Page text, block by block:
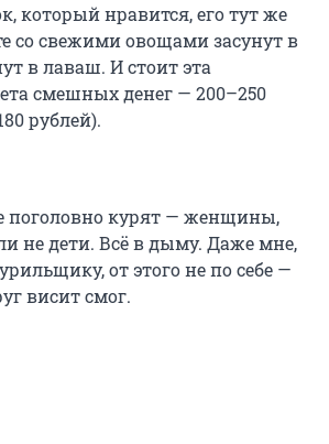
который нравится, его тут же
со свежими овощами засунут в
в лаваш. И стоит эта
смешных денег — 200–250
рублей).
поголовно курят — женщины,
не дети. Всё в дыму. Даже мне,
от этого не по себе —
висит смог.